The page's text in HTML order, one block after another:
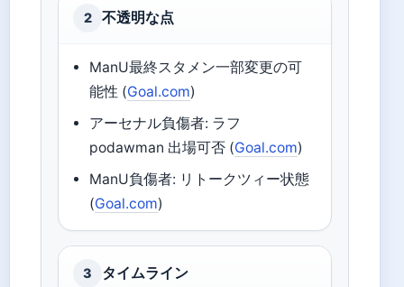
2 不透明な点
ManU最終スタメン一部変更の可
能性 (Goal.com)
アーセナル負傷者: ラフ
podawman 出場可否 (Goal.com)
ManU負傷者: リトークツィー状態
(Goal.com)
3 タイムライン